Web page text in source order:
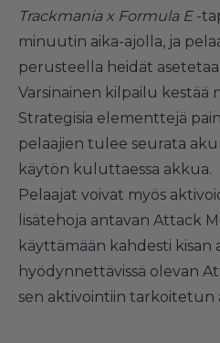
Trackmania x Formula E-
minuutin aika-ajolla, ja
perusteella heidät
Varsinainen kilpailu kestää
Strategisia elementtejä
pelaajien tulee seurata
käytön kuluttaessa akkua.
Pelaajat voivat myös
lisätehoja antavan Attack
käyttämään kahdesti kisan
hyödynnettävissä olevan
sen aktivointiin tarkoitetun